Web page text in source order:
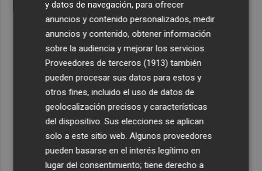
y datos de navegación, para ofrecer
anuncios y contenido personalizados, medir
anuncios y contenido, obtener información
sobre la audiencia y mejorar los servicios.
Proveedores de terceros (1913) también
pueden procesar sus datos para estos y
otros fines, incluido el uso de datos de
geolocalización precisos y características
del dispositivo. Sus elecciones se aplican
solo a este sitio web. Algunos proveedores
pueden basarse en el interés legítimo en
lugar del consentimiento; tiene derecho a